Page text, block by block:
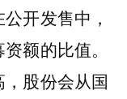
开发售中，
额的比值。
股份会从国